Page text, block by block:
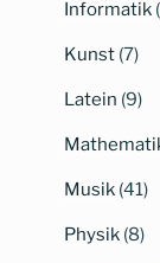
Informatik
Kunst (7)
Latein (9)
Musik (41)
Physik (8)